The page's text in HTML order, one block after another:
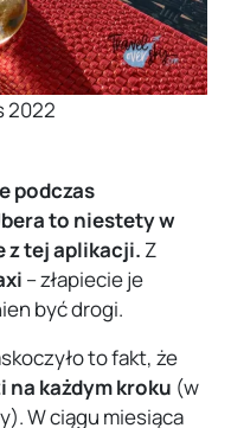
2022
podczas
to niestety w
z tej aplikacji. Z
– złapiecie je
być drogi.
to fakt, że
na każdym kroku (w
W ciągu miesiąca